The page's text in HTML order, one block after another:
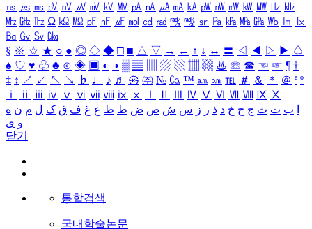
㎱ ㎲ ㎳ ㎴ ㎵ ㎶ ㎷ ㎸ ㎹ ㎀ ㎁ ㎂ ㎃ ㎄ ㎺ ㎻ ㎽ ㎾ ㎿ ㎐ ㎑
㎒ ㎓ ㎔ Ω ㏀ ㏁ ㎊ ㎋ ㎌ ㏖ ㏅ ㎭ ㎮ ㎯ ㏛ ㎩ ㎪ ㎫ ㎬ ㏝ ㏐
㏓
㏃ ㏉ ㏜ ㏆
§ ※ ☆ ★ ○ ● ◎ ◇ ◆ □ ■ △ ▽ → ← ↑ ↓ ↔ 〓 ◁ ◀ ▷ ▶ ♤
♠ ♡ ♥ ♧ ♣ ⊙ ◈ ▣ ◐ ◑ ▒ ▤ ▨ ▧ ▦ ▩ ♨ ☏ ☎ ☜ ☞ ¶ †
‡ ↕ ↗ ↙ ↖ ↘ ♭ ♩ ♪ ♬ ㉿ ㈜ № ㏇ ™ ㏂ ㏘ ℡ ＃ ＆ ＊ ＠ ª º
ⅰ
ⅱ ⅲ ⅳ ⅴ ⅵ ⅶ ⅷ ⅸ ⅹ Ⅳ Ⅴ Ⅵ Ⅶ Ⅷ Ⅸ Ⅹ
ب ت ث ج ح خ د ذ ر ز س ش ص ض ط ظ ع غ ف ق ک ل م ن ه
و ی
닫기
통합검색
국내학술논문